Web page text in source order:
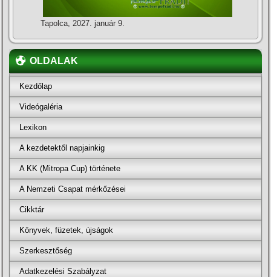
Tapolca, 2027. január 9.
OLDALAK
Kezdőlap
Videógaléria
Lexikon
A kezdetektől napjainkig
A KK (Mitropa Cup) története
A Nemzeti Csapat mérkőzései
Cikktár
Könyvek, füzetek, újságok
Szerkesztőség
Adatkezelési Szabályzat